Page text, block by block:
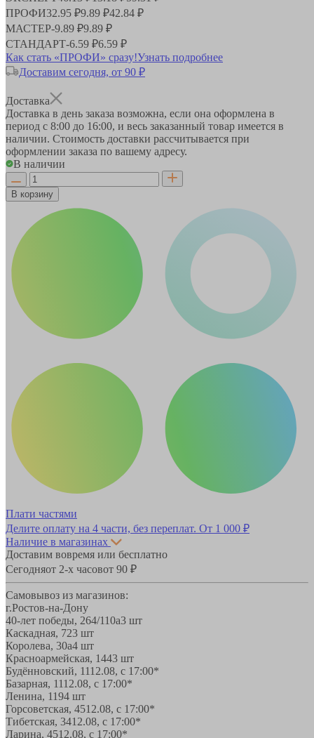
ПРОФИ32.95 ₽9.89 ₽42.84 ₽
МАСТЕР-9.89 ₽9.89 ₽
СТАНДАРТ-6.59 ₽6.59 ₽
Как стать «ПРОФИ» сразу!Узнать подробнее
Доставим сегодня, от 90 ₽
Доставка
Доставка в день заказа возможна, если она оформлена в
период с 8:00 до 16:00, и весь заказанный товар имеется в
наличии. Стоимость доставки рассчитывается при
оформлении заказа по вашему адресу.
В наличии
В корзину
Плати частями
Делите оплату на 4 части, без переплат. От 1 000 ₽
Наличие в магазинах
Доставим вовремя или бесплатно
Сегодняот 2-х часовот 90 ₽
Самовывоз из магазинов:
г.Ростов-на-Дону
40-лет победы, 264/110а3 шт
Каскадная, 723 шт
Королева, 30а4 шт
Красноармейская, 1443 шт
Будённовский, 1112.08, с 17:00*
Базарная, 1112.08, с 17:00*
Ленина, 1194 шт
Горсоветская, 4512.08, с 17:00*
Тибетская, 3412.08, с 17:00*
Ларина, 4512.08, с 17:00*